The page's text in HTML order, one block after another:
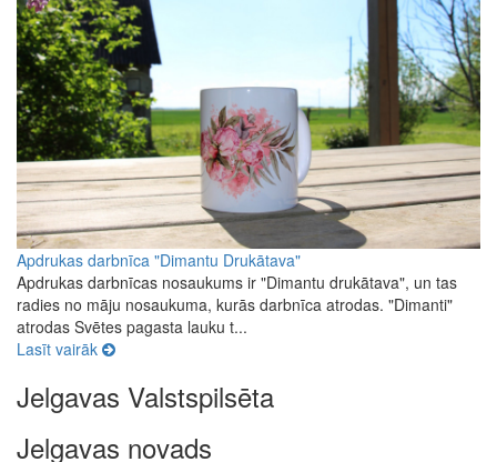
Apdrukas darbnīca "Dimantu Drukātava"
Apdrukas darbnīcas nosaukums ir "Dimantu drukātava", un tas
radies no māju nosaukuma, kurās darbnīca atrodas. "Dimanti"
atrodas Svētes pagasta lauku t...
Lasīt vairāk
Jelgavas Valstspilsēta
Jelgavas novads